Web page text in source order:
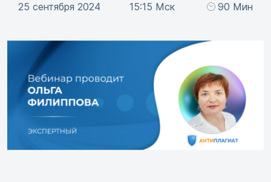
25 сентября 2024 15:15 Мск 90 Мин